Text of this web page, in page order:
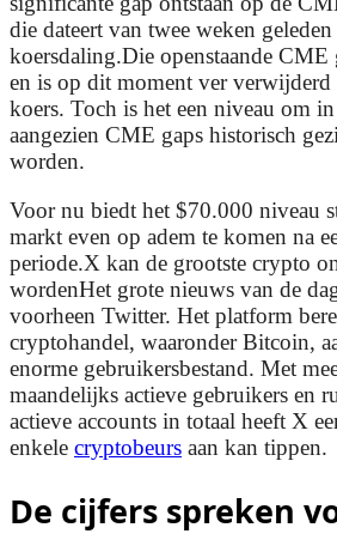
die dateert van twee weken
koersdaling.Die openstaande
en is op dit moment ver
koers. Toch is het een niveau om
aangezien CME gaps historisch
worden.
Voor nu biedt het $70.000 niveau
markt even op adem te komen na
periode.X kan de grootste crypto
wordenHet grote nieuws van de
voorheen Twitter. Het platform
cryptohandel, waaronder Bitcoin,
enorme gebruikersbestand. Met
maandelijks actieve gebruikers en
actieve accounts in totaal heeft X
enkele cryptobeurs aan kan tippen.
De cijfers spreken